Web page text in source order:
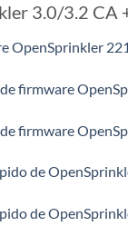
3.0/3.2 CA
OpenSprinkler
firmware
firmware
de
de